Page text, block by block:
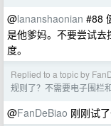
@lananshaonian #88
是他爹妈。不要尝试
度。
Replied to a topic by
规则了？不需要电子围栏
@FanDeBiao 刚刚试